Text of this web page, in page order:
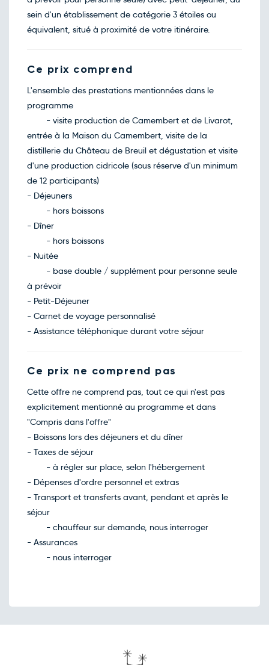
sein d'un établissement de catégorie 3 étoiles ou
équivalent, situé à proximité de votre itinéraire.
Ce prix comprend
L'ensemble des prestations mentionnées dans le
programme
- visite production de Camembert et de Livarot,
entrée à la Maison du Camembert, visite de la
distillerie du Château de Breuil et dégustation et visite
d'une production cidricole (sous réserve d'un minimum
de 12 participants)
- Déjeuners
- hors boissons
- Dîner
- hors boissons
- Nuitée
- base double / supplément pour personne seule
à prévoir
- Petit-Déjeuner
- Carnet de voyage personnalisé
- Assistance téléphonique durant votre séjour
Ce prix ne comprend pas
Cette offre ne comprend pas, tout ce qui n'est pas
explicitement mentionné au programme et dans
"Compris dans l'offre"
- Boissons lors des déjeuners et du dîner
- Taxes de séjour
- à régler sur place, selon l'hébergement
- Dépenses d'ordre personnel et extras
- Transport et transferts avant, pendant et après le
séjour
- chauffeur sur demande, nous interroger
- Assurances
- nous interroger